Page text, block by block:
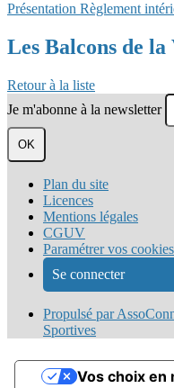
Présentation Règlement
Les Balcons de la
Retour à la liste
Je m'abonne à la newsletter
OK
Plan du site
Licences
Mentions légales
CGUV
Paramétrer vos cookies
Se connecter
Propulsé par
Sportives
Vos choix en